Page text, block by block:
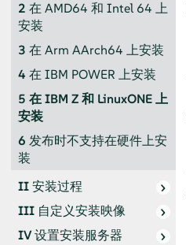
2 在 AMD64 和 Intel 64 上
安装
3 在 Arm AArch64 上安装
4 在 IBM POWER 上安装
5 在 IBM Z 和 LinuxONE 上
安装
6 发布时不支持在硬件上安
装
II安装过程
III 自定义安装映像
IV设置安装服务器